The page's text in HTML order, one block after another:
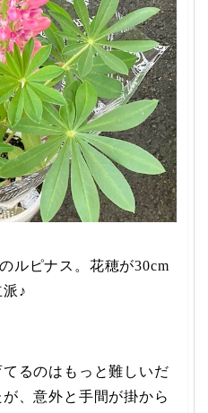
ルピナス。花穂が30cm
♪
るのはもっと難しいだ
、意外と手間が掛から